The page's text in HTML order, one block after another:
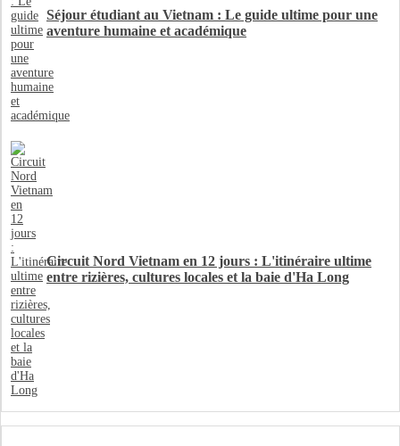
Séjour étudiant au Vietnam : Le guide ultime pour une
aventure humaine et académique
Circuit Nord Vietnam en 12 jours : L'itinéraire ultime
entre rizières, cultures locales et la baie d'Ha Long